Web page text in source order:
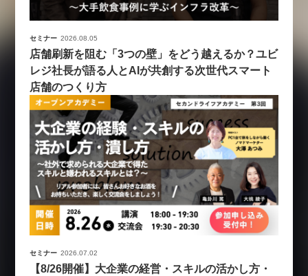
セミナー 2026.08.05
店舗刷新を阻む「3つの壁」をどう越えるか？ユビ
レジ社長が語る人とAIが共創する次世代スマート
店舗のつくり方
セミナー 2026.07.02
【8/26開催】大企業の経営・スキルの活かし方・